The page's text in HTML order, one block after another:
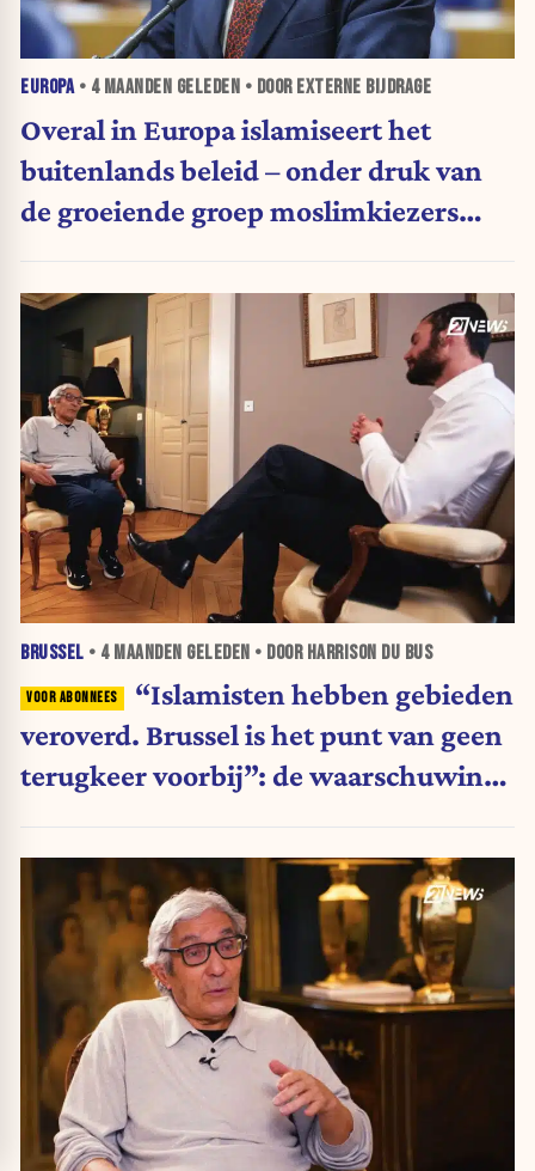
EUROPA• 4 MAANDEN GELEDEN • DOOR EXTERNE BIJDRAGE
Overal in Europa islamiseert het
buitenlands beleid – onder druk van
de groeiende groep moslimkiezers
BRUSSEL • 4 MAANDEN GELEDEN • DOOR HARRISON DU BUS
“Islamisten hebben gebieden
veroverd. Brussel is het punt van geen
terugkeer voorbij”: de waarschuwing